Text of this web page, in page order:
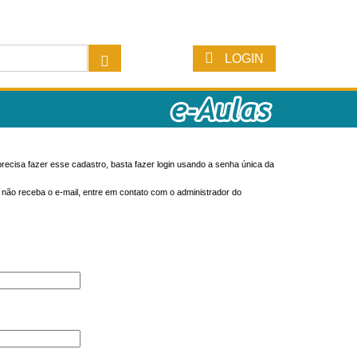
LOGIN
fazer esse cadastro, basta fazer login usando a senha única da
receba o e-mail, entre em contato com o administrador do